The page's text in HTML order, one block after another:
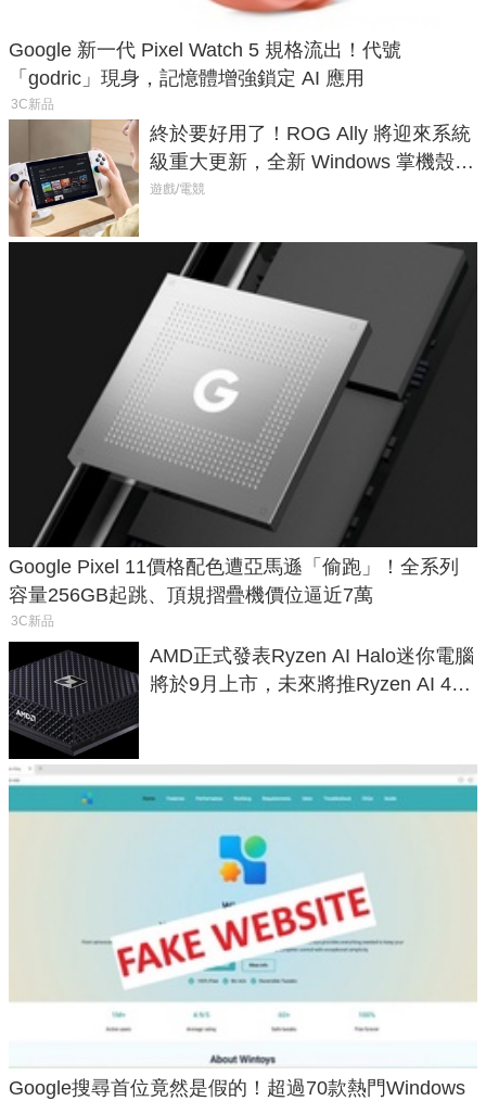
Google 新一代 Pixel Watch 5 規格流出！代號
「godric」現身，記憶體增強鎖定 AI 應用
3C新品
終於要好用了！ROG Ally 將迎來系統
級重大更新，全新 Windows 掌機殼模
式讓操作就像 Xbox 一樣順暢
遊戲/電競
Google Pixel 11價格配色遭亞馬遜「偷跑」！全系列
容量256GB起跳、頂規摺疊機價位逼近7萬
3C新品
AMD正式發表Ryzen AI Halo迷你電腦
將於9月上市，未來將推Ryzen AI 400
Google搜尋首位竟然是假的！超過70款熱門Windows